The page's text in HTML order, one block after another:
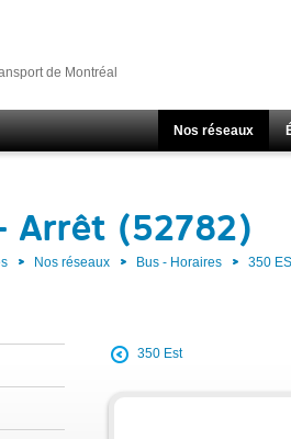
de Montréal
Nos réseaux
Arrêt (52782)
Nos réseaux Bus - Horaires 350
350 Est